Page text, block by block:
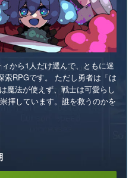
から1人だけ選んで、ともに迷
索RPGです。 ただし勇者は「は
魔法が使えず、戦士は可愛らし
拝しています。誰を救うのかを